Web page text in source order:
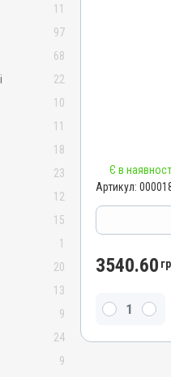
11
97
68
22
10
11
18
23
12
15
1
20
13
9
24
9
Сорбенти
Лікарська форма
Діючи речовини
Магнію сульфат
ВРХ, Вівці, Кози,
Є в
Артикул:
3540.60